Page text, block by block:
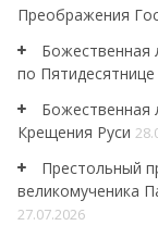
Преображения
Божественная
по Пятидесятнице
Божественная
Крещения Руси
Престольный
великомученика
27.07.2026